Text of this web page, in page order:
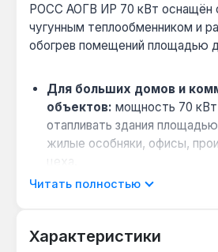
РОСС АОГВ ИР 70 кВт оснащён
чугунным теплообменником и
обогрев помещений площадью
Для больших домов и
объектов: мощность 70 кВт
отапливать здания
жилые особняки, офисы,
Чугунный теплообменник
устойчивость к коррозии,
Читать полностью
Характеристики